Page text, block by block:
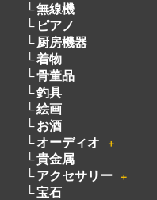
無線機
ピアノ
厨房機器
着物
骨董品
釣具
絵画
お酒
オーディオ
＋
貴金属
アクセサリー
＋
宝石